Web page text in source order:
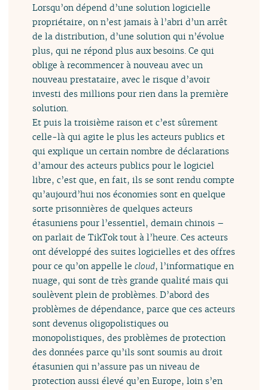
Lorsqu’on dépend d’une solution logicielle
propriétaire, on n’est jamais à l’abri d’un arrêt
de la distribution, d’une solution qui n’évolue
plus, qui ne répond plus aux besoins. Ce qui
oblige à recommencer à nouveau avec un
nouveau prestataire, avec le risque d’avoir
investi des millions pour rien dans la première
solution.
Et puis la troisième raison et c’est sûrement
celle-là qui agite le plus les acteurs publics et
qui explique un certain nombre de déclarations
d’amour des acteurs publics pour le logiciel
libre, c’est que, en fait, ils se sont rendu compte
qu’aujourd’hui nos économies sont en quelque
sorte prisonnières de quelques acteurs
étasuniens pour l’essentiel, demain chinois –
on parlait de TikTok tout à l’heure. Ces acteurs
ont développé des suites logicielles et des offres
pour ce qu’on appelle lecloud, l’informatique en
nuage, qui sont de très grande qualité mais qui
soulèvent plein de problèmes. D’abord des
problèmes de dépendance, parce que ces acteurs
sont devenus oligopolistiques ou
monopolistiques, des problèmes de protection
des données parce qu’ils sont soumis au droit
étasunien qui n’assure pas un niveau de
protection aussi élevé qu’en Europe, loin s’en